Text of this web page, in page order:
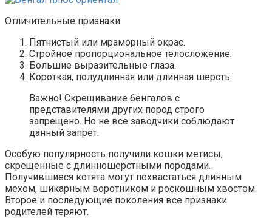
Отличительные признаки:
Пятнистый или мраморный окрас.
Стройное пропорциональное телосложение.
Большие выразительные глаза.
Короткая, полудлинная или длинная шерсть.
Важно! Скрещивание бенгалов с
представителями других пород строго
запрещено. Но не все заводчики соблюдают
данный запрет.
Особую популярность получили кошки метисы,
скрещенные с длинношерстными породами.
Получившиеся котята могут похвастаться длинным
мехом, шикарным воротником и роскошным хвостом.
Второе и последующие поколения все признаки
родителей теряют.